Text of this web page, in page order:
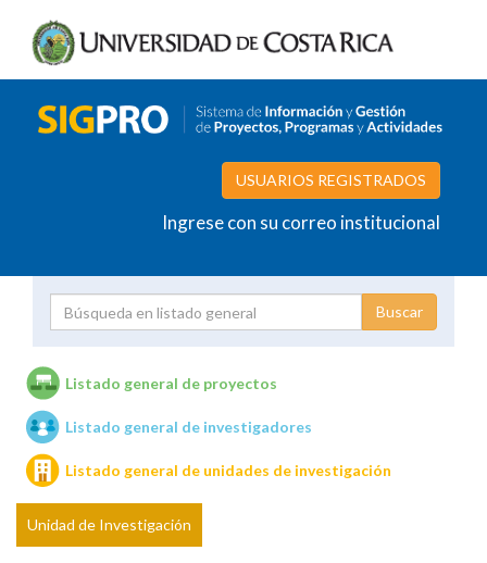
USUARIOS REGISTRADOS
Ingrese con su correo institucional
Unidades de investigación
Listado general de proyectos
Listado general de investigadores
Listado general de unidades de investigación
Unidad de Investigación